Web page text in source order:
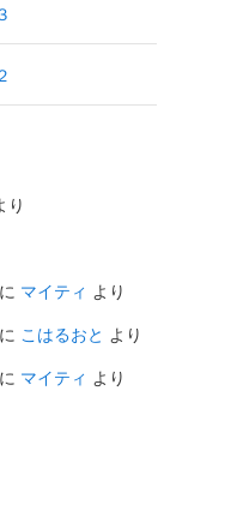
り
に マイティ より
に こはるおと より
に マイティ より